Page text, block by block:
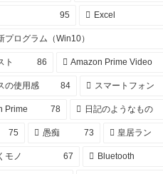
95 Excel
プログラム（Win10）
ト 86 Amazon Prime Video
の使用感 84 スマートフォン
Prime 78 日記のようなもの
75 愚痴 73 皇居ラン
モノ 67 Bluetooth